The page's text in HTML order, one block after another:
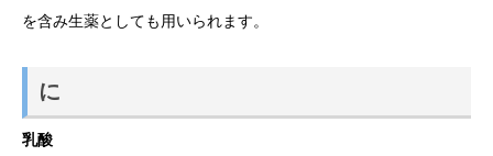
を含み生薬としても用いられます。
に
乳酸